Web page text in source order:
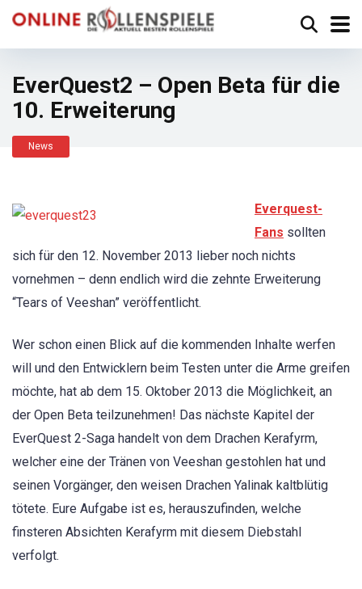
EverQuest2 – Open Beta für die
10. Erweiterung
News
Everquest-
Fans sollten
sich für den 12. November 2013 lieber noch nichts
vornehmen – denn endlich wird die zehnte Erweiterung
“Tears of Veeshan” veröffentlicht.
Wer schon einen Blick auf die kommenden Inhalte werfen
will und den Entwicklern beim Testen unter die Arme greifen
möchte, hat ab dem 15. Oktober 2013 die Möglichkeit, an
der Open Beta teilzunehmen! Das nächste Kapitel der
EverQuest 2-Saga handelt von dem Drachen Kerafyrm,
welcher eine der Tränen von Veeshan gestohlen hat und
seinen Vorgänger, den weisen Drachen Yalinak kaltblütig
tötete. Eure Aufgabe ist es, herauszufinden, welche
finsteren Absichten Kerafyrm mit diesem Diebstahl
verfolgt.